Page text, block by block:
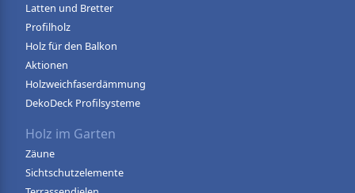
Latten und Bretter
Profilholz
Holz für den Balkon
Aktionen
Holzweichfaserdämmung
DekoDeck Profilsysteme
Holz im Garten
Zäune
Sichtschutzelemente